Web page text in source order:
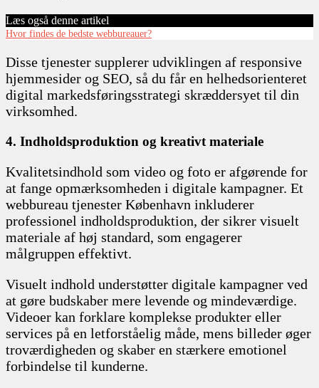
Læs også denne artikel
Hvor findes de bedste webbureauer?
Disse tjenester supplerer udviklingen af responsive
hjemmesider og SEO, så du får en helhedsorienteret
digital markedsføringsstrategi skræddersyet til din
virksomhed.
4. Indholdsproduktion og kreativt materiale
Kvalitetsindhold som video og foto er afgørende for
at fange opmærksomheden i digitale kampagner. Et
webbureau tjenester København inkluderer
professionel indholdsproduktion, der sikrer visuelt
materiale af høj standard, som engagerer
målgruppen effektivt.
Visuelt indhold understøtter digitale kampagner ved
at gøre budskaber mere levende og mindeværdige.
Videoer kan forklare komplekse produkter eller
services på en letforståelig måde, mens billeder øger
troværdigheden og skaber en stærkere emotionel
forbindelse til kunderne.